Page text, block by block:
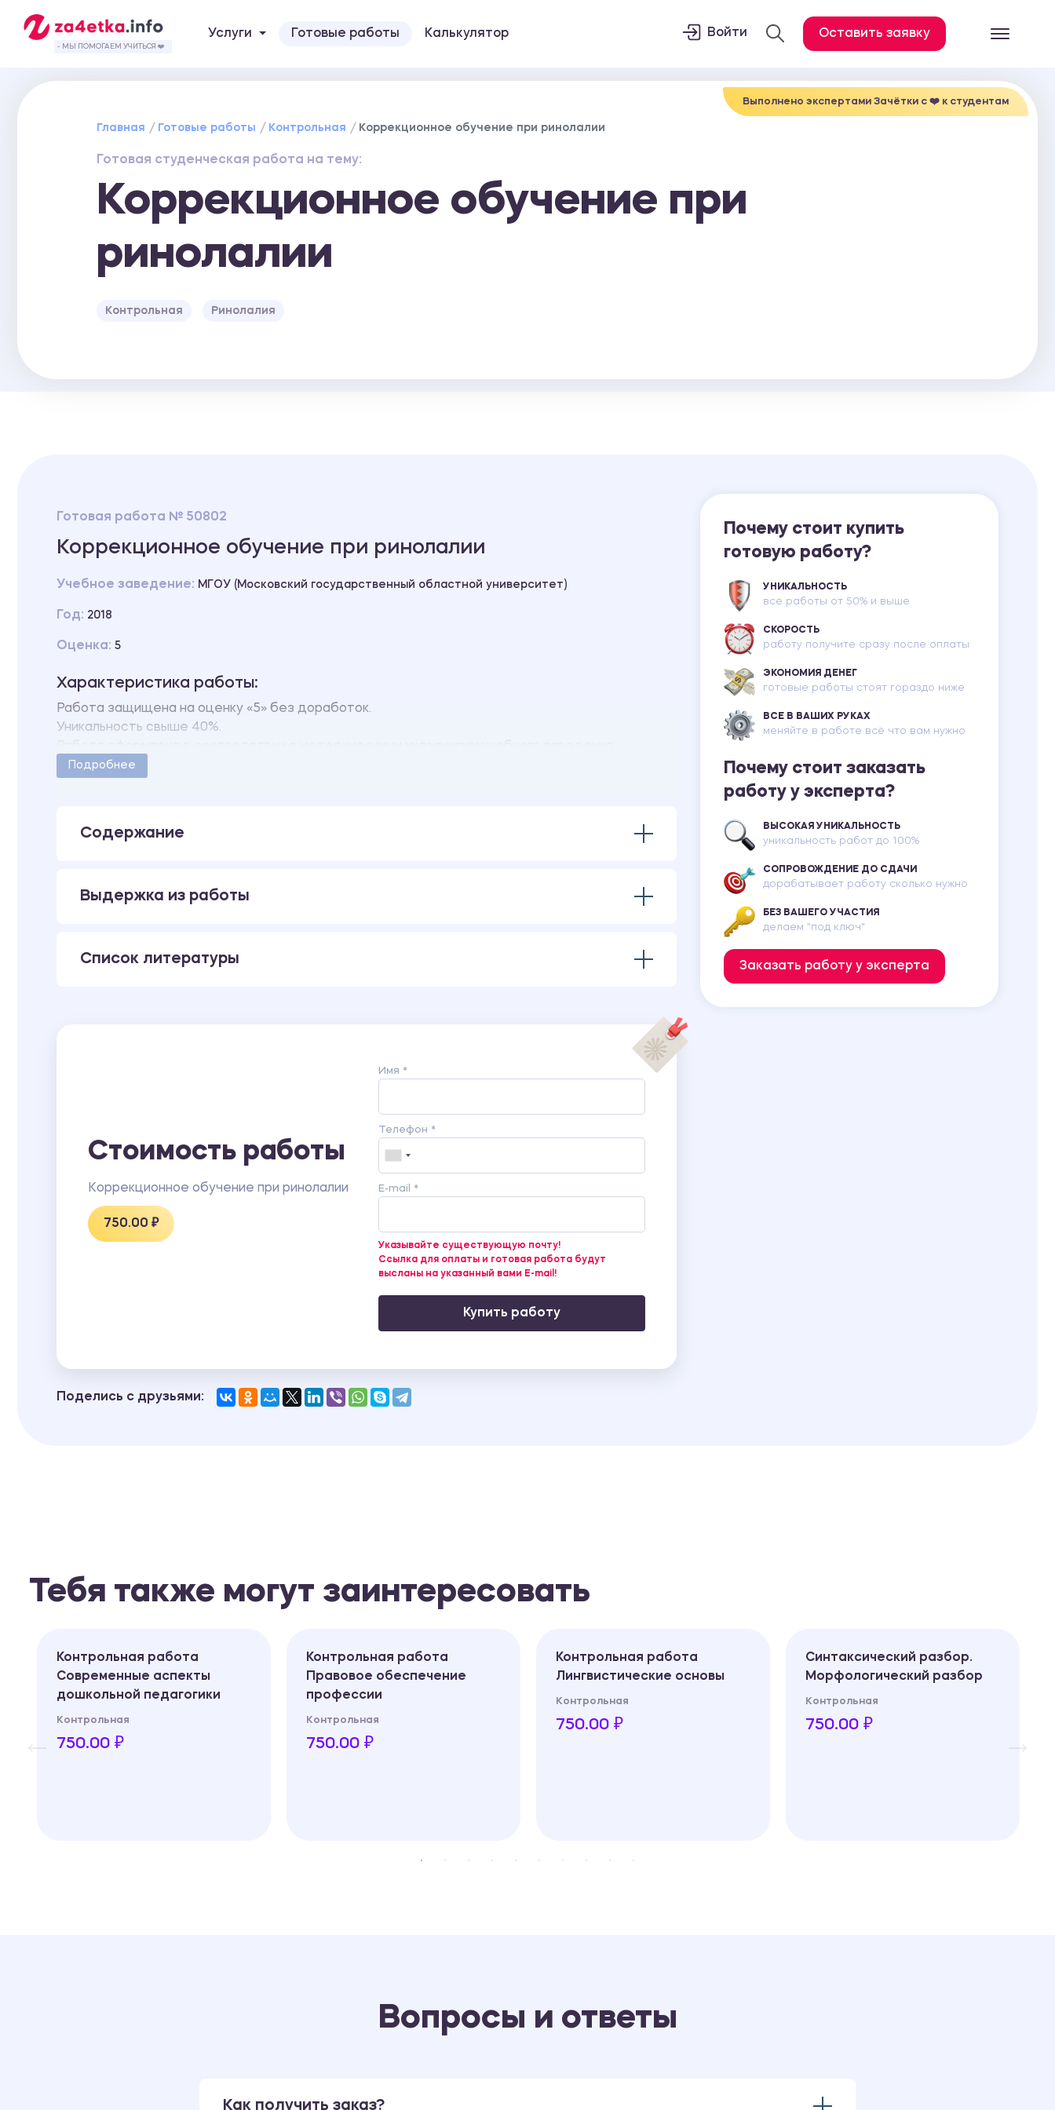
Все услуги
- МЫ ПОМОГАЕМ УЧИТЬСЯ ❤️
Услуги Готовые работы Калькулятор Войти Оставить заявку
Выполнено экспертами Зачётки c ❤️ к студентам
Главная Готовые работы Контрольная Коррекционное обучение при ринолалии
Готовая студенческая работа на тему:
Коррекционное обучение при
ринолалии
Контрольная Ринолалия
Готовая работа № 50802
Коррекционное обучение при ринолалии
Учебное заведение: МГОУ (Московский государственный областной университет)
Год: 2018
Оценка: 5
Характеристика работы:
Работа защищена на оценку «5» без доработок.
Уникальность свыше 40%.
Количество страниц - 12.
Подробнее
Содержание
Выдержка из работы
Список литературы
Стоимость работы
Коррекционное обучение при ринолалии
750.00 ₽
Имя *
Телефон *
E-mail *
Указывайте существующую почту!
Ссылка для оплаты и готовая работа будут
высланы на указанный вами E-mail!
Купить работу
Почему стоит купить
готовую работу?
УНИКАЛЬНОСТЬ
все работы от 50% и выше
СКОРОСТЬ
работу получите сразу после оплаты
ЭКОНОМИЯ ДЕНЕГ
готовые работы стоят гораздо ниже
ВСЕ В ВАШИХ РУКАХ
меняйте в работе всё что вам нужно
Почему стоит заказать
работу у эксперта?
ВЫСОКАЯ УНИКАЛЬНОСТЬ
уникальность работ до 100%
СОПРОВОЖДЕНИЕ ДО СДАЧИ
дорабатывает работу сколько нужно
БЕЗ ВАШЕГО УЧАСТИЯ
делаем "под ключ"
Заказать работу у эксперта
Поделись с друзьями:
Тебя также могут заинтересовать
Контрольная работа
Современные аспекты
дошкольной педагогики
Контрольная
750.00 ₽
Контрольная работа
Правовое обеспечение
профессии
Контрольная
750.00 ₽
Контрольная работа
Лингвистические основы
Контрольная
750.00 ₽
Синтаксический разбор.
Морфологический разбор
Контрольная
750.00 ₽
Вопросы и ответы
Как получить заказ?